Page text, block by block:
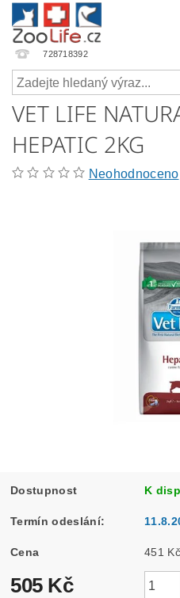
728718392
VET LIFE
HEPATIC 2KG
Neohodnoceno
Dostupnost K
Termín odeslání:
Cena
505 Kč